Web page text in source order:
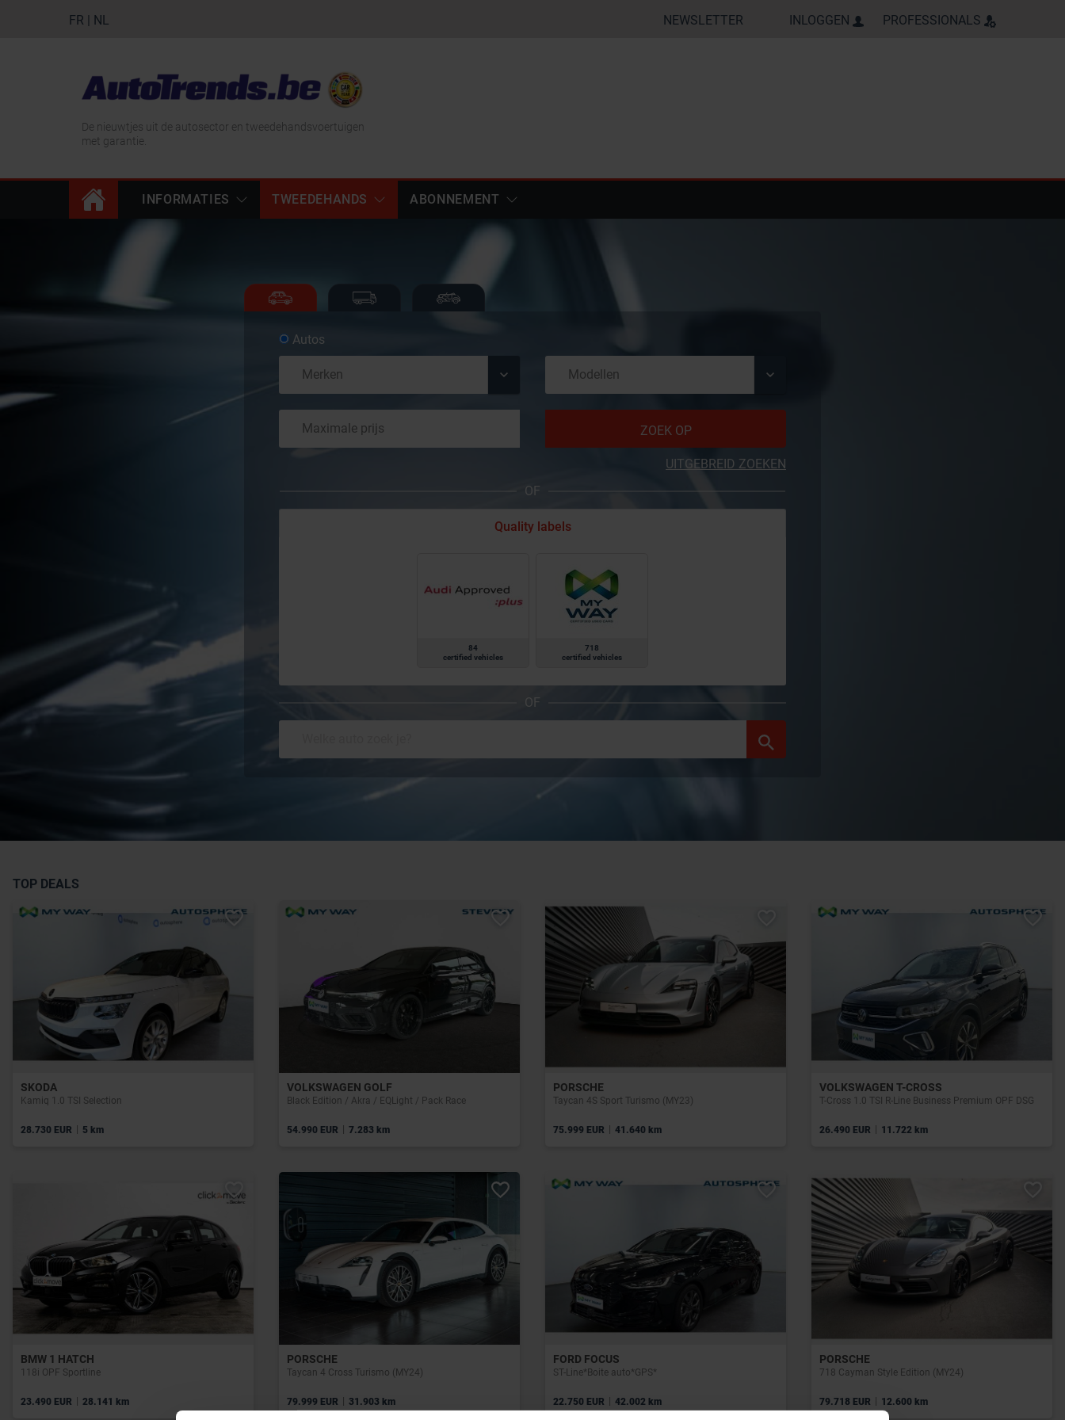
FR | NL NEWSLETTER INLOGGEN PROFESSIONALS
De nieuwtjes uit de autosector en tweedehandsvoertuigen
met garantie.
INFORMATIES TWEEDEHANDS ABONNEMENT
Autos
ZOEK OP
UITGEBREID ZOEKEN
OF
Quality labels
84
certified vehicles
718
certified vehicles
OF
TOP DEALS
SKODA
Kamiq 1.0 TSI Selection
28.730 EUR | 5 km
VOLKSWAGEN GOLF
Black Edition / Akra / EQLight / Pack Race
54.990 EUR | 7.283 km
PORSCHE
Taycan 4S Sport Turismo (MY23)
75.999 EUR | 41.640 km
VOLKSWAGEN T-CROSS
T-Cross 1.0 TSI R-Line Business Premium OPF DSG
26.490 EUR | 11.722 km
BMW 1 HATCH
118i OPF Sportline
23.490 EUR | 28.141 km
PORSCHE
Taycan 4 Cross Turismo (MY24)
79.999 EUR | 31.903 km
FORD FOCUS
ST-Line*Boite auto*GPS*
22.750 EUR | 42.002 km
PORSCHE
718 Cayman Style Edition (MY24)
79.718 EUR | 12.600 km